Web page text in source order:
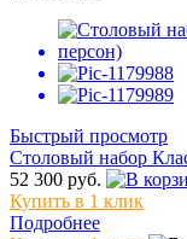
Быстрый просмотр
Столовый набор
52 300 руб.
Купить в 1 клик
Подробнее